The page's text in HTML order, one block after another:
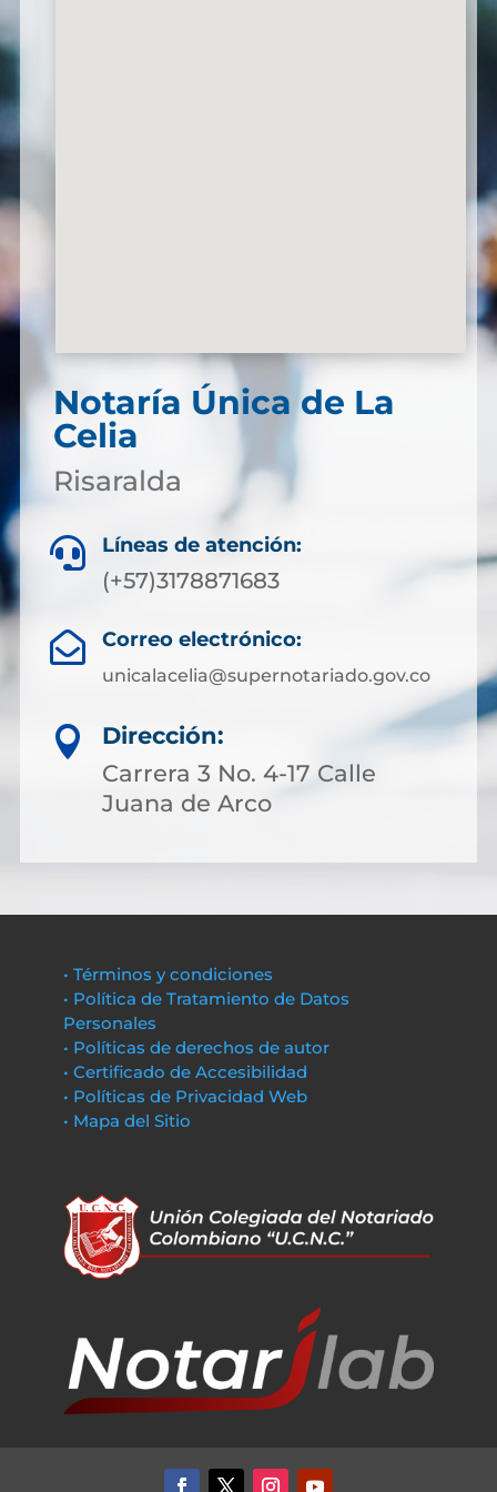
Notaría Única de La
Celia
Risaralda
 Líneas de atención:
(+57)3178871683
 Correo electrónico:
unicalacelia@supernotariado.gov.co

Dirección:
Carrera 3 No. 4-17 Calle
Juana de Arco
• Términos y condiciones
• Política de Tratamiento de Datos
Personales
• Políticas de derechos de autor
• Certificado de Accesibilidad
• Políticas de Privacidad Web
• Mapa del Sitio